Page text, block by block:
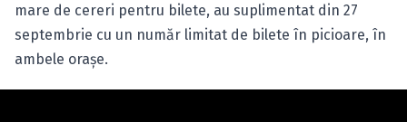
mare de cereri pentru bilete, au suplimentat din 27
septembrie cu un număr limitat de bilete în picioare, în
ambele oraşe.